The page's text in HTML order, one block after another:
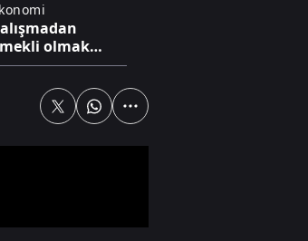
olmak
mü?
maddelik yasa